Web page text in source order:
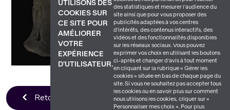
UTILISONS DES
COOKIES SUR
CE SITE POUR
AMÉLIORER
VOTRE
EXPÉRIENCE
D'UTILISATEUR.
des statistiques et mesurer l'audience du
site ainsi que pour vous proposer des
publicités adaptées à vos centres
d'intérêts, des contenus interactifs, des
vidéos et des fonctionnalités disponibles
sur les réseaux sociaux. Vous pouvez
exprimer vos choix en utilisant les boutons
ci-après et changer d’avis à tout moment
en cliquant sur la rubrique « Gérer les
cookies » située en bas de chaque page du
site. Si vous ne souhaitez pas accepter tous
les cookies ou en savoir plus sur comment
nous utilisons les cookies, cliquer sur «
Personnaliser mes choix ». Pour plus
Retour à la liste